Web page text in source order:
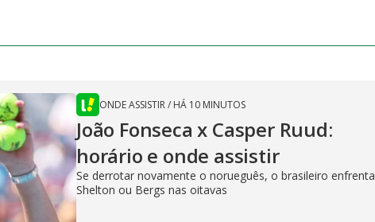
ONDE ASSISTIR/ HÁ 10 MINUTOS
João Fonseca x Casper Ruud:
horário e onde assistir
Se derrotar novamente o norueguês, o brasileiro enfrenta
Shelton ou Bergs nas oitavas